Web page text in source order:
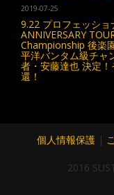
2019-07-25
9.22 プロフェッシ
ANNIVERSARY
Championship 後楽
平洋バンタム級チャ
者・安藤達也 決定
還！
個人情報保護 |
2016